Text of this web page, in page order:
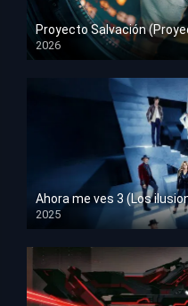
Proyecto Salvación
2026
HD 1080p
Ahora me ves 3 (Los
2025
HD 1080p